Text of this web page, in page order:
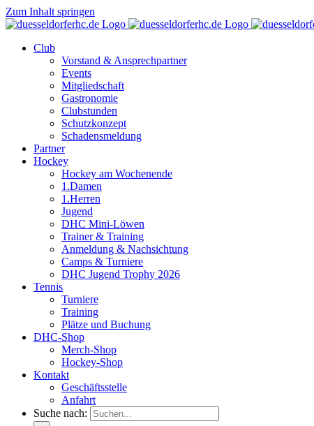
Zum Inhalt springen
Club
Vorstand & Ansprechpartner
Events
Mitgliedschaft
Gastronomie
Clubstunden
Schutzkonzept
Schadensmeldung
Partner
Hockey
Hockey am Wochenende
1.Damen
1.Herren
Jugend
DHC Mini-Löwen
Trainer & Training
Anmeldung & Nachsichtung
Camps & Turniere
DHC Jugend Trophy 2026
Tennis
Turniere
Training
Plätze und Buchung
DHC-Shop
Merch-Shop
Hockey-Shop
Kontakt
Geschäftsstelle
Anfahrt
Suche nach: